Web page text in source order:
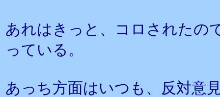
あれはきっと、コロされたの
っている。
あっち方面はいつも、反対意